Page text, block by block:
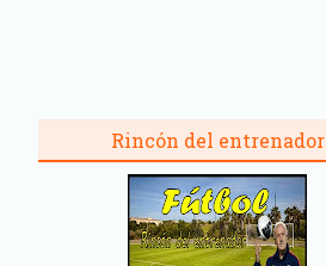
Rincón del entrenador